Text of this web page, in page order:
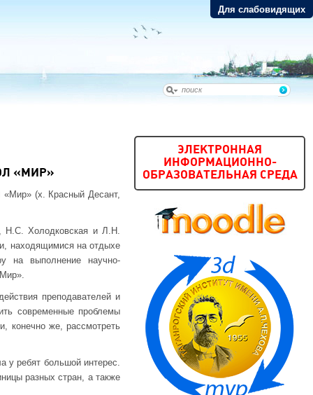
Для слабовидящих
«МИР»
«Мир» (х. Красный Десант,
Н.С. Холодковская и Л.Н.
находящимися на отдыхе
на выполнение научно-
преподавателей и
современные проблемы
конечно же, рассмотреть
у ребят большой интерес.
разных стран, а также
ЭЛЕКТРОННАЯ
ИНФОРМАЦИОННО-
ОБРАЗОВАТЕЛЬНАЯ СРЕДА